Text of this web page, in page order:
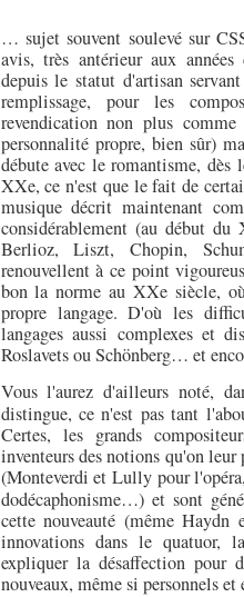
… sujet souvent soulevé sur
avis, très antérieur aux
depuis le statut d'artisan
remplissage, pour les
revendication non plus
personnalité propre, bien sûr)
débute avec le romantisme,
XXe, ce n'est que le fait de
musique décrit maintenant
considérablement (au début
Berlioz, Liszt, Chopin,
renouvellent à ce point
bon la norme au XXe siècle,
propre langage. D'où les
langages aussi complexes et
Roslavets ou Schönberg… et
Vous l'aurez d'ailleurs noté,
distingue, ce n'est pas tant
Certes, les grands
inventeurs des notions qu'on
(Monteverdi et Lully pour
dodécaphonisme…) et sont
cette nouveauté (même
innovations dans le quatuor,
expliquer la désaffection pour
nouveaux, même si personnels